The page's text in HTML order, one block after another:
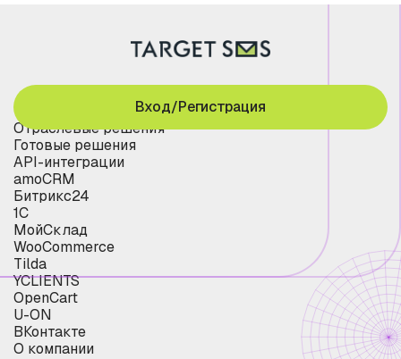
Отраслевые решения
Готовые решения
API-интеграции
amoCRM
Битрикс24
1С
МойСклад
WooCommerce
Tilda
YCLIENTS
OpenCart
U-ON
ВКонтакте
О компании
Вход/Регистрация